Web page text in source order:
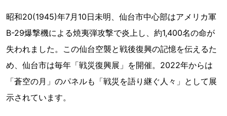
昭和20(1945)年7月10日未明、仙台市中心部はアメリカ軍
B-29爆撃機による焼夷弾攻撃で炎上し、約1,400名の命が
失われました。この仙台空襲と戦後復興の記憶を伝えるた
め、仙台市は毎年「戦災復興展」を開催。2022年からは
「蒼空の月」のパネルも「戦災を語り継ぐ人々」として展
示されています。